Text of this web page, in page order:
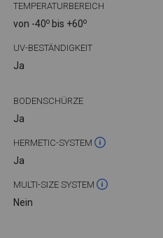
TEMPERATURBEREICH
von -40o bis +60o
UV-BESTÄNDIGKEIT
Ja
BODENSCHÜRZE
Ja
HERMETIC-SYSTEM
Ja
MULTI-SIZE SYSTEM
Nein